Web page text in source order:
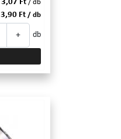
3,07 Ft / db
3,90 Ft / db
+ db